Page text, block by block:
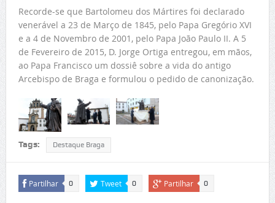
Recorde-se que Bartolomeu dos Mártires foi declarado
venerável a 23 de Março de 1845, pelo Papa Gregório XVI
e a 4 de Novembro de 2001, pelo Papa João Paulo II. A 5
de Fevereiro de 2015, D. Jorge Ortiga entregou, em mãos,
ao Papa Francisco um dossiê sobre a vida do antigo
Arcebispo de Braga e formulou o pedido de canonização.
Tags: Destaque Braga
Partilhar 0 Tweet 0 Partilhar 0